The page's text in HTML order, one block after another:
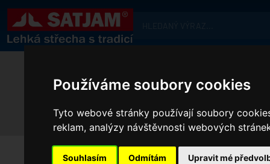
Používáme soubory cookies
Tyto webové stránky používají soubory
reklam, analýzy návštěvnosti webových
Souhlasím Odmítám
Upravit mé